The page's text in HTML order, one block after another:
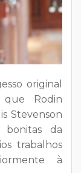
original
que Rodin
Stevenson
bonitas da
trabalhos
à